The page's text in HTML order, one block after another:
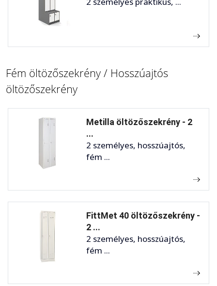
Fém öltözőszekrény / Hosszúajtós
öltözőszekrény
Metilla öltözőszekrény - 2
...
2 személyes, hosszúajtós,
fém ...
FittMet 40 öltözőszekrény -
2 ...
2 személyes, hosszúajtós,
fém ...